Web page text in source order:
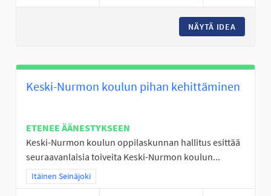
NÄYTÄ IDEA
Keski-Nurmon koulun pihan kehittäminen
ETENEE ÄÄNESTYKSEEN
Keski-Nurmon koulun oppilaskunnan hallitus esittää
seuraavanlaisia toiveita Keski-Nurmon koulun...
Rajaa tulokset teeman mukaan: Itäinen Seinäjoki
Itäinen Seinäjoki